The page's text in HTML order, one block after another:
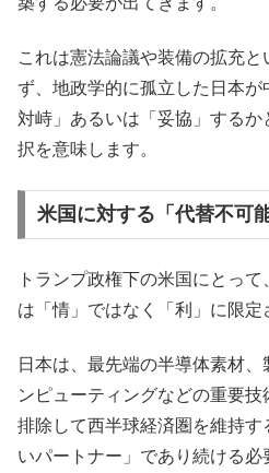
これは憲法論議や装備の拡充
ず、地政学的に孤立した日本
対峙」あるいは「妥協」する
択を意味します。
米国に対する「代替不可
トランプ政権下の米国にとっ
は「情」ではなく「利」に限定
日本は、最先端の半導体素材
ンピューティングなどの重要
排除して西半球経済圏を維持
いパートナー」であり続ける必